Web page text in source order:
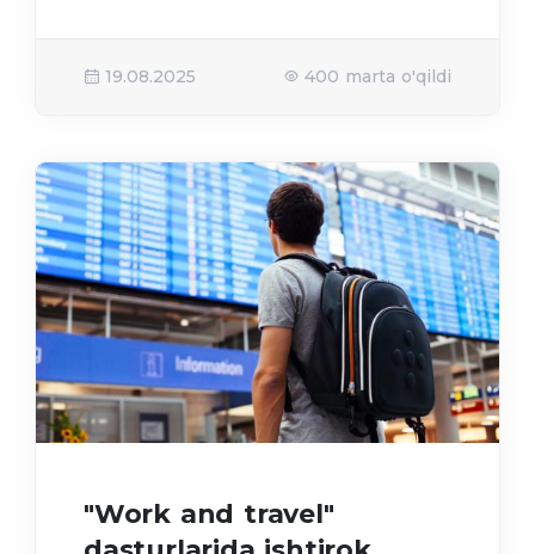
19.08.2025 400 marta o'qildi
"Work and travel"